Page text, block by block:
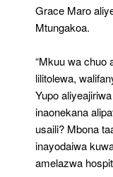
Grace Maro
Mtungakoa.
“Mkuu wa chuo
lilitolewa,
Yupo
inaonekana
usaili? Mbona
inayodaiwa
amelazwa